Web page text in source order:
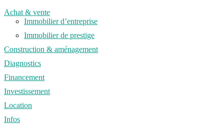
Achat & vente
Immobilier d’entreprise
Immobilier de prestige
Construction & aménagement
Diagnostics
Financement
Investissement
Location
Infos